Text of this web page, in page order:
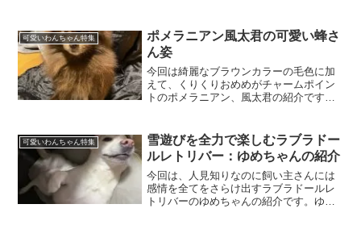
性別：女の子生年月日：2024年5月20日
年齢：現在1歳...
可愛いわんちゃん特集
ポメラニアン風太君の可愛い蜂さ
ん姿
今回は綺麗なブラウンカラーの毛色に加
えて、くりくりおめめがチャームポイン
トのポメラニアン、風太君の紹介です。
子生年月日：2021年 6月30日年齢：現在
3歳キュートな...
可愛いわんちゃん特集
雪遊びを全力で楽しむラブラドー
ルレトリバー：ゆめちゃんの紹介
今回は、人見知りなのに飼い主さんには
感情を全てをさらけ出すラブラドールレ
トリバーのゆめちゃんの紹介です。ゆめ